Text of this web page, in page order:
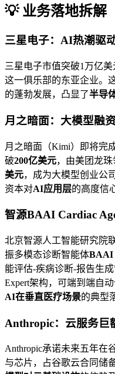
💡 业务落地拆解
三星电子：AI热潮驱
三星电子市值突破1万亿
这一俱乐部的东亚企业。
的蓬勃发展，凸显了半导
月之暗面：大模型融
月之暗面（Kimi）即将完
破200亿美元，由美团龙
美元，成为大模型创业公
资本对AI应用层的高度信
智源BAAI Cardiac
北京智源人工智能研究院
振多模态诊断智能体BAAI
能评估-疾病诊断-报告生
Expert架构，可端到端自
AI在垂直医疗场景的典型
Anthropic：云服务巨
Anthropic承诺未来五年在
与芯片，占谷歌云合同储